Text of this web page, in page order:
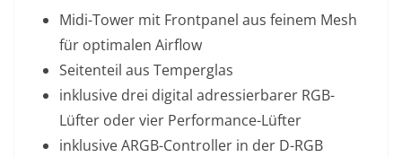
Midi-Tower mit Frontpanel aus feinem Mesh
für optimalen Airflow
Seitenteil aus Temperglas
inklusive drei digital adressierbarer RGB-
Lüfter oder vier Performance-Lüfter
inklusive ARGB-Controller in der D-RGB